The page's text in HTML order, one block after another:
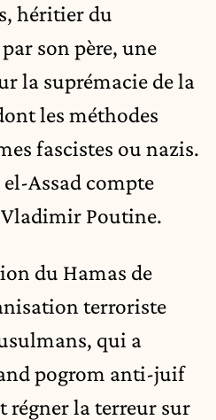
héritier du
son père, une
la suprémacie de la
les méthodes
fascistes ou nazis.
Assad compte
Poutine.
du Hamas de
terroriste
qui a
pogrom anti-juif
régner la terreur sur